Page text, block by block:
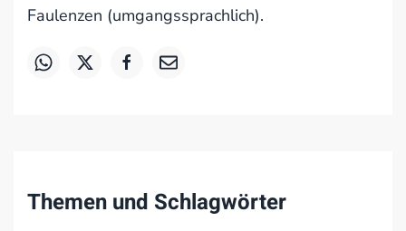
Faulenzen (umgangssprachlich).
Themen und Schlagwörter